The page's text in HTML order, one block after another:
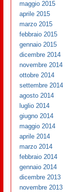
maggio 2015
aprile 2015
marzo 2015
febbraio 2015
gennaio 2015
dicembre 2014
novembre 2014
ottobre 2014
settembre 2014
agosto 2014
luglio 2014
giugno 2014
maggio 2014
aprile 2014
marzo 2014
febbraio 2014
gennaio 2014
dicembre 2013
novembre 2013